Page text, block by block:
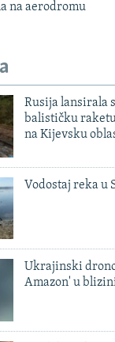
na aerodromu
Rusija lansirala
balističku
na Kijevsku
Vodostaj reka u
Ukrajinski
Amazon' u